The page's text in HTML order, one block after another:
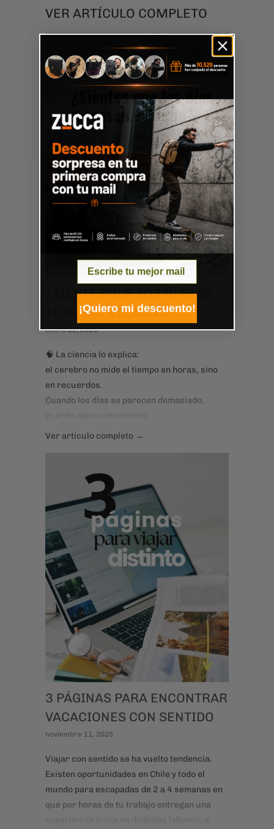
VER ARTÍCULO COMPLETO
¿SIENTES QUE LOS DÍAS SE
TE PASAN VOLANDO?
enero 22, 2026
🧠 La ciencia lo explica:
el cerebro no mide el tiempo en horas, sino
en recuerdos.
Cuando los días se parecen demasiado,
y al mirar atrás, sentimos que todo pasó en
Ver artículo completo →
3 PÁGINAS PARA ENCONTRAR
VACACIONES CON SENTIDO
noviembre 11, 2025
Viajar con sentido se ha vuelto tendencia.
Existen oportunidades en Chile y todo el
mundo para escapadas de 2 a 4 semanas en
que por horas de tu trabajo entregan una
Email
¡Quiero mi descuento!